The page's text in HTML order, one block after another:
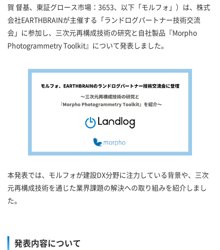
賀 督基、東証グロース市場：3653、以下「モルフォ」）は、株式
会社EARTHBRAINが主催する「ランドログパートナー技術交流
会」に参加し、三次元再構成技術の研究と自社製品『Morpho
Photogrammetry Toolkit』について発表しました。
本発表では、モルフォが建設DX分野に注力している背景や、三次
元再構成技術を通じた業界課題の解決への取り組みを紹介しまし
た。
発表内容について